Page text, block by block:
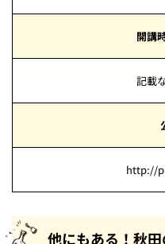
開講
記載
http://
他にもある！秋